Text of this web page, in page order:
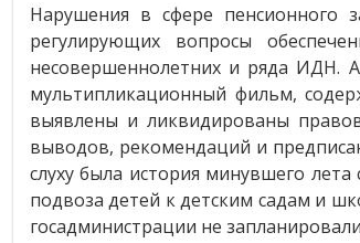
Нарушения в сфере пенсионного
регулирующих вопросы
несовершеннолетних и ряда ИДН.
мультипликационный фильм,
выявлены и ликвидированы
выводов, рекомендаций и
слуху была история минувшего
подвоза детей к детским садам и
госадминистрации не